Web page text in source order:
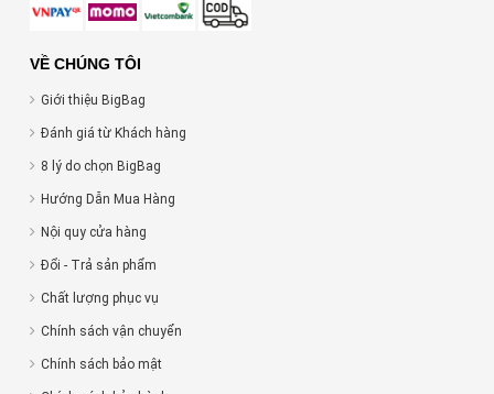
VỀ CHÚNG TÔI
Giới thiệu BigBag
Đánh giá từ Khách hàng
8 lý do chọn BigBag
Hướng Dẫn Mua Hàng
Nội quy cửa hàng
Đổi - Trả sản phẩm
Chất lượng phục vụ
Chính sách vận chuyển
Chính sách bảo mật